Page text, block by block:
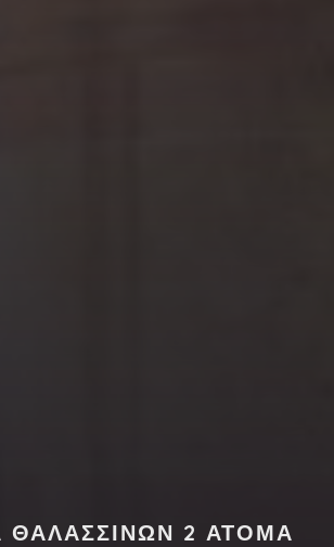
ΘΑΛΑΣΣΙΝΩΝ 2 ΆΤΟΜΑ